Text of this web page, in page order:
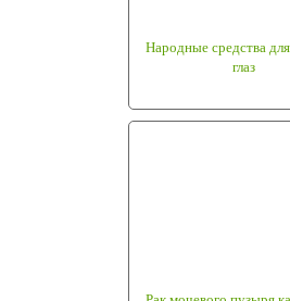
Народные средства
глаз